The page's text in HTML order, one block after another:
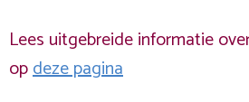
Lees uitgebreide informatie
opdeze pagina